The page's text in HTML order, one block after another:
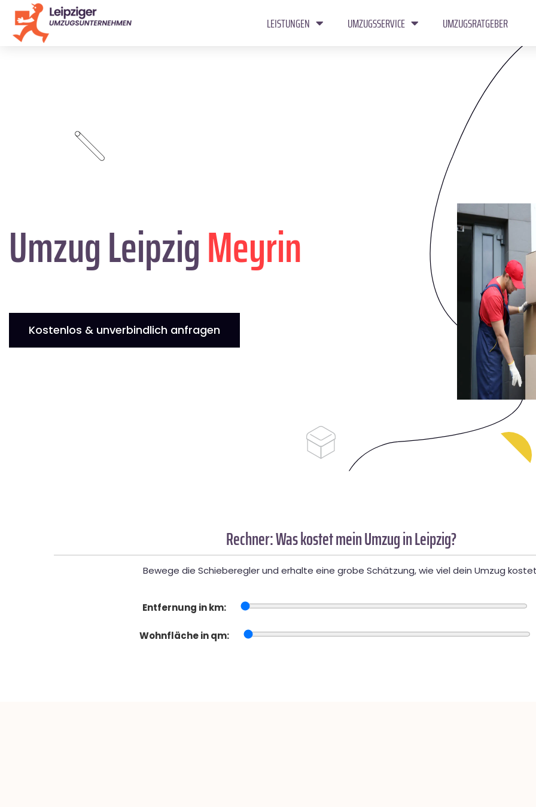
LEISTUNGEN UMZUGSSERVICE UMZUGSRATGEBER
Umzug LeipzigMeyrin
Kostenlos & unverbindlich anfragen
Rechner: Was kostet mein Umzug in Leipzig?
Bewege die Schieberegler und erhalte eine grobe Schätzung, wie viel dein Umzug
Entfernung in km:
Wohnfläche in qm: